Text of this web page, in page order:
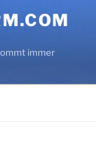
immer